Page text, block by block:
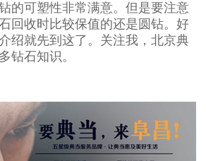
的可塑性非常满意。但是要注意
回收时比较保值的还是圆钻。好
绍就先到这了。关注我，北京典
钻石知识。